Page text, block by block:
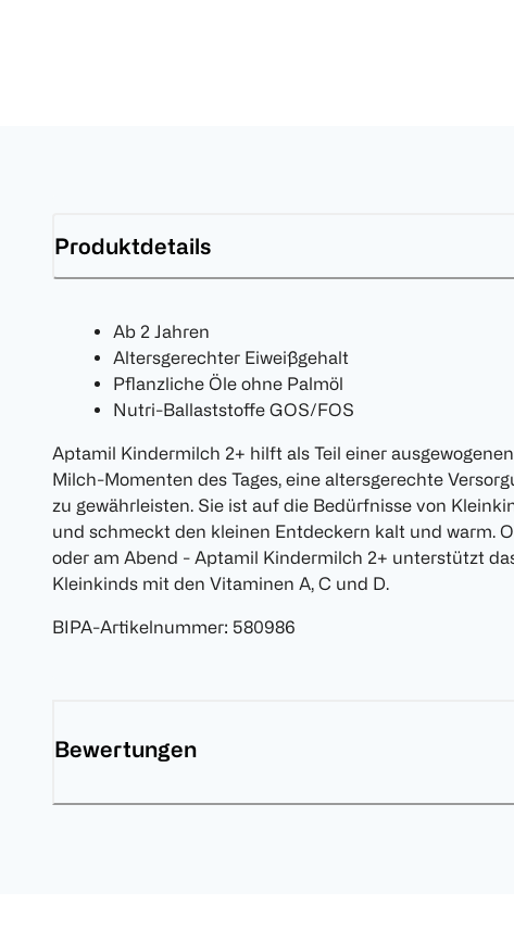
Produktdetails
Ab 2 Jahren
Altersgerechter Eiweißgehalt
Pflanzliche Öle ohne Palmöl
Nutri-Ballaststoffe GOS/FOS
Aptamil Kindermilch 2+ hilft als Teil einer
Milch-Momenten des Tages, eine altersgerechte
zu gewährleisten. Sie ist auf die Bedürfnisse von
und schmeckt den kleinen Entdeckern kalt und warm.
oder am Abend - Aptamil Kindermilch 2+ unterstützt
Kleinkinds mit den Vitaminen A, C und D.
BIPA-Artikelnummer: 580986
Bewertungen